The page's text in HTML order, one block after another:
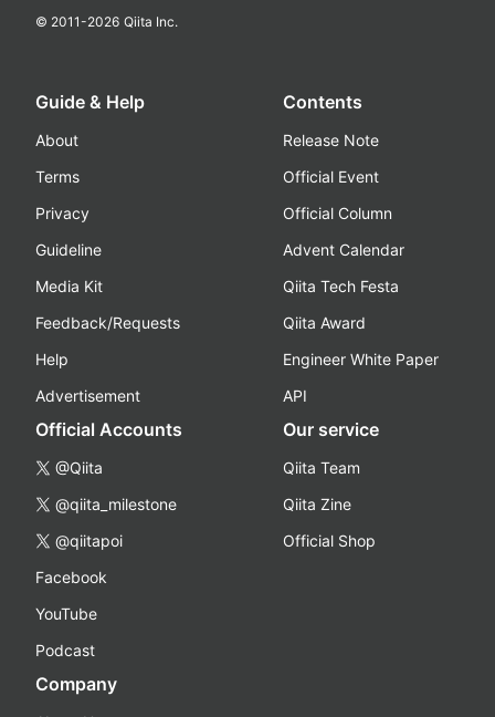
© 2011-2026 Qiita Inc.
Guide & Help
About
Terms
Privacy
Guideline
Media Kit
Feedback/Requests
Help
Advertisement
Contents
Release Note
Official Event
Official Column
Advent Calendar
Qiita Tech Festa
Qiita Award
Engineer White Paper
API
Official Accounts
@Qiita
@qiita_milestone
@qiitapoi
Facebook
YouTube
Podcast
Our service
Qiita Team
Qiita Zine
Official Shop
Company